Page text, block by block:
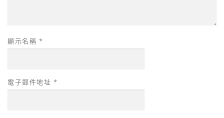
顯示名稱 *
電子郵件地址 *